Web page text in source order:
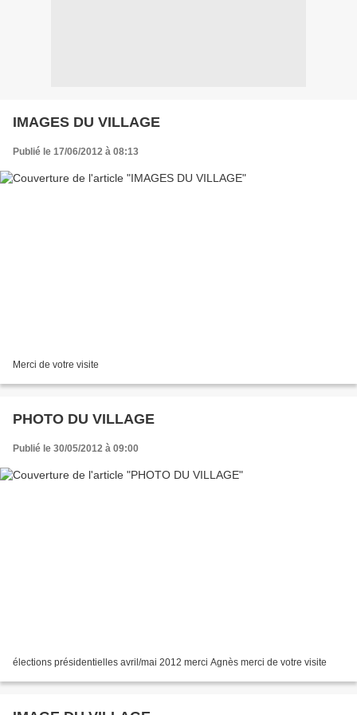
IMAGES DU VILLAGE
Publié le 17/06/2012 à 08:13
Merci de votre visite
PHOTO DU VILLAGE
Publié le 30/05/2012 à 09:00
élections présidentielles avril/mai 2012 merci Agnès merci de votre visite